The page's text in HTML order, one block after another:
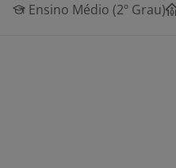
Ensino Médio (2º Grau)